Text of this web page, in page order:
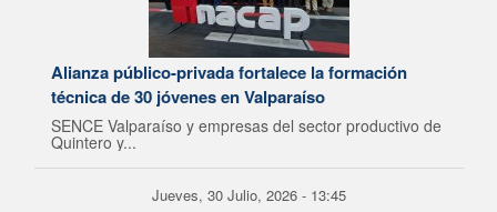
Alianza público-privada fortalece la formación
técnica de 30 jóvenes en Valparaíso
SENCE Valparaíso y empresas del sector productivo de
Quintero y...
Jueves, 30 Julio, 2026 - 13:45